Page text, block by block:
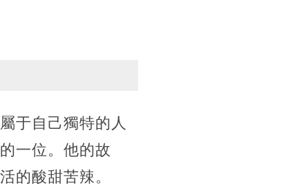
于自己獨特的人
一位。他的故
的酸甜苦辣。